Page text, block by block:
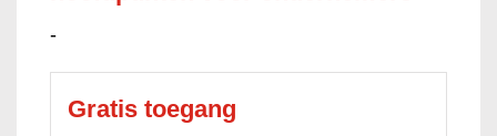
-
Gratis toegang